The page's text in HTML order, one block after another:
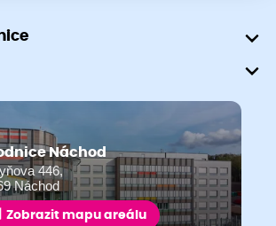
Náchod
446,
Náchod
Zobrazit mapu areálu